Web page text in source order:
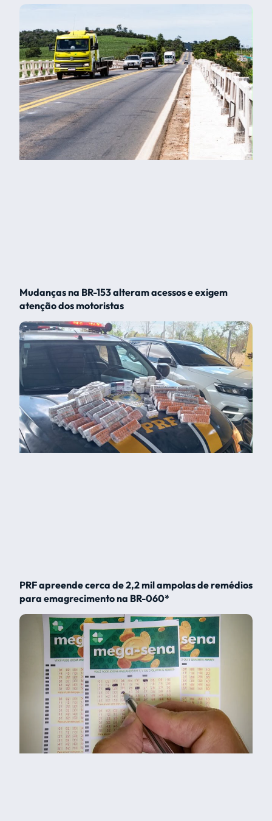
Mudanças na BR-153 alteram acessos e exigem
atenção dos motoristas
PRF apreende cerca de 2,2 mil ampolas de remédios
para emagrecimento na BR-060*